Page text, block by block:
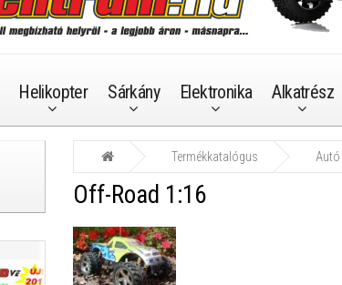
Helikopter Sárkány Elektronika Alkatrész
Termékkatalógus Autó
Off-Road 1:16